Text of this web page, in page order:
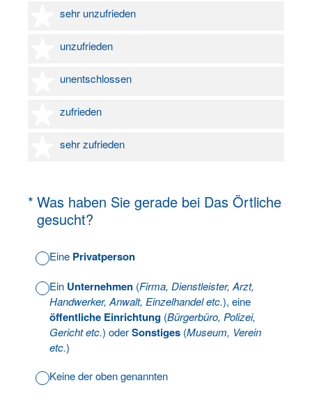
sehr unzufrieden
1 Stern
unzufrieden
2 Sterne
unentschlossen
3 Sterne
zufrieden
4 Sterne
sehr zufrieden
5 Sterne
* Was haben Sie gerade bei Das Örtliche
gesucht?
(Erforderlich.)
Eine Privatperson
Ein Unternehmen (Firma, Dienstleister, Arzt,
Handwerker, Anwalt, Einzelhandel etc.), eine
öffentliche Einrichtung (Bürgerbüro, Polizei,
Gericht etc.) oderSonstiges (Museum, Verein
etc.)
Keine der oben genannten